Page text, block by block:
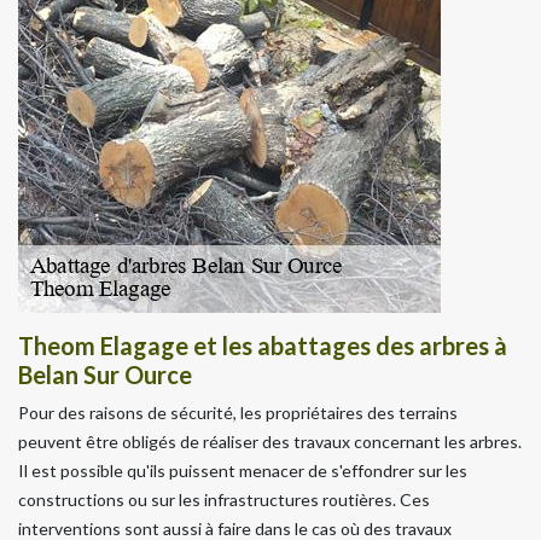
Theom Elagage et les abattages des arbres à
Belan Sur Ource
Pour des raisons de sécurité, les propriétaires des terrains
peuvent être obligés de réaliser des travaux concernant les arbres.
Il est possible qu'ils puissent menacer de s'effondrer sur les
constructions ou sur les infrastructures routières. Ces
interventions sont aussi à faire dans le cas où des travaux